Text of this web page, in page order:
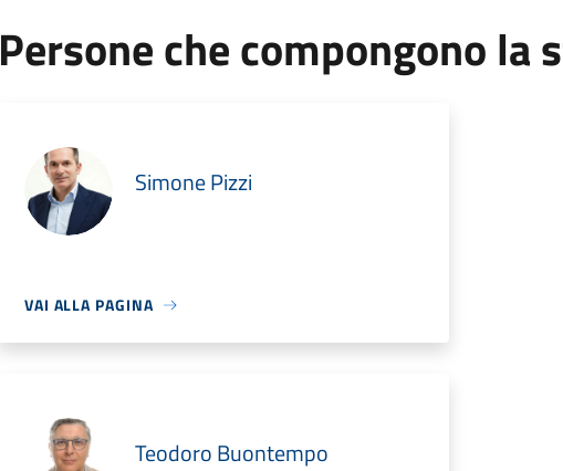
Persone che compongono la
Simone Pizzi
VAI ALLA PAGINA
Teodoro Buontempo